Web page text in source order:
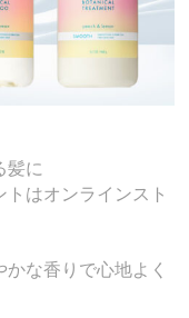
髪に
はオンラインスト
な香りで心地よく